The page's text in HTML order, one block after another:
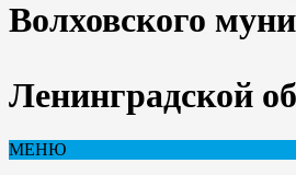
Волховского
Ленинградской
МЕНЮ